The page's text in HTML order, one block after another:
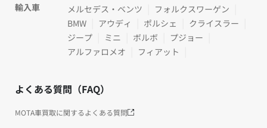
輸入車 メルセデス・ベンツ
フォルクスワーゲン
BMW
アウディ ポルシェ
クライスラー
ジープ
ミニ ボルボ
プジョー
アルファロメオ
フィアット
よくある質問（FAQ）
MOTA車買取に関するよくある質問